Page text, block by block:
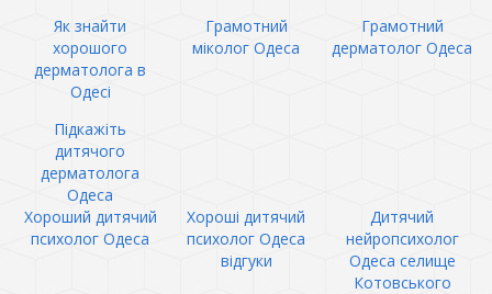
Як знайти
хорошого
дерматолога в
Одесі
Грамотний
міколог Одеса
Грамотний
дерматолог Одеса
Підкажіть
дитячого
дерматолога
Одеса
Хороший дитячий
психолог Одеса
Хороші дитячий
психолог Одеса
відгуки
Дитячий
нейропсихолог
Одеса селище
Котовського